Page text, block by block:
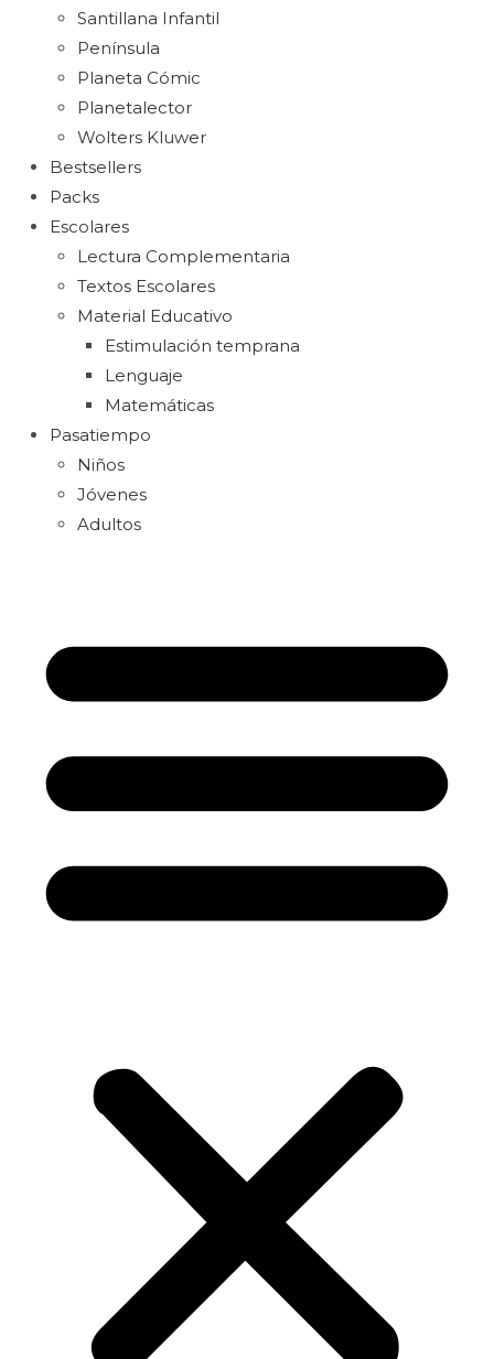
Santillana Infantil
Península
Planeta Cómic
Planetalector
Wolters Kluwer
Bestsellers
Packs
Escolares
Lectura Complementaria
Textos Escolares
Material Educativo
Estimulación temprana
Lenguaje
Matemáticas
Pasatiempo
Niños
Jóvenes
Adultos